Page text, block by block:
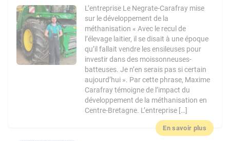
L’entreprise Le Negrate-Carafray mise
sur le développement de la
méthanisation « Avec le recul de
l’élevage laitier, il se disait à une époque
qu’il fallait vendre les ensileuses pour
investir dans des moissonneuses-
batteuses. Je n’en serais pas si certain
aujourd’hui ». Par cette phrase, Maxime
Carafray témoigne de l’impact du
développement de la méthanisation en
Centre-Bretagne. L’entreprise […]
En savoir plus